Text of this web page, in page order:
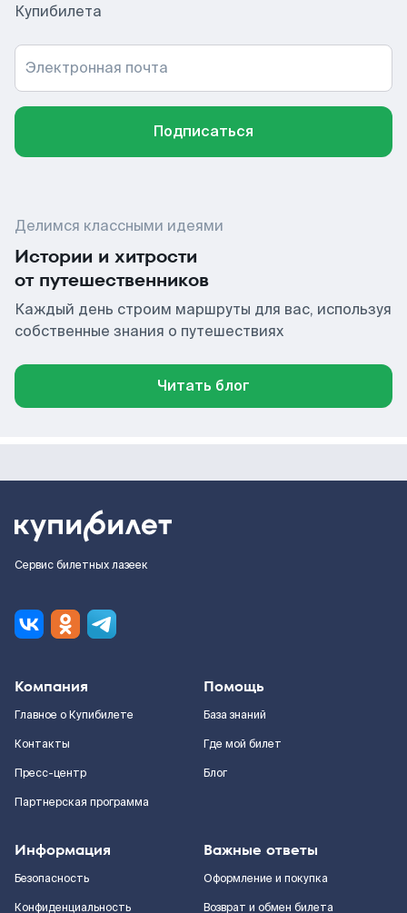
Купибилета
Электронная почта
Подписаться
Делимся классными идеями
Истории и хитрости
от путешественников
Каждый день строим маршруты для вас, используя
собственные знания о путешествиях
Читать блог
Сервис билетных лазеек
Компания
Главное о Купибилете
Контакты
Пресс-центр
Партнерская программа
Помощь
База знаний
Где мой билет
Блог
Информация
Безопасность
Конфиденциальность
Важные ответы
Оформление и покупка
Возврат и обмен билета